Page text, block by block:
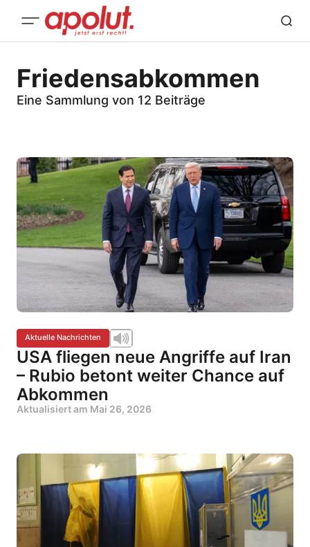
Friedensabkommen
Eine Sammlung von 12 Beiträge
Aktuelle Nachrichten
USA fliegen neue Angriffe auf Iran
– Rubio betont weiter Chance auf
Abkommen
Aktualisiert am Mai 26, 2026